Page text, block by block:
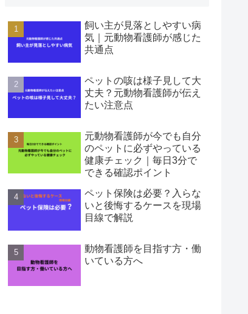
飼い主が見落としやすい病
気｜元動物看護師が感じた
共通点
ペットの咳は様子見して大
丈夫？元動物看護師が伝え
たい注意点
元動物看護師が今でも自分
のペットに必ずやっている
健康チェック｜毎日3分で
できる確認ポイント
ペット保険は必要？入らな
いと後悔するケースを現場
目線で解説
動物看護師を目指す方・働
いている方へ